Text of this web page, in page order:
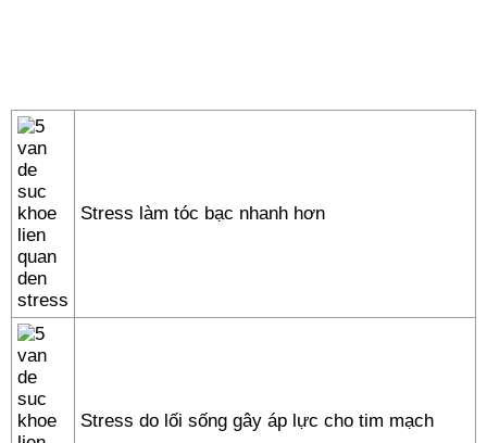
Stress làm tóc bạc nhanh hơn
Stress do lối sống gây áp lực cho tim mạch